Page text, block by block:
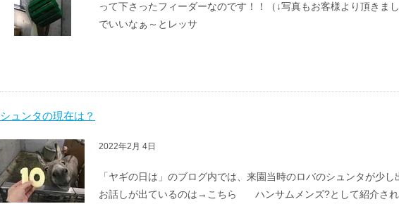
って下さったフィーダーなのです！！（↓写真もお客様より頂きま
でいいなぁ～とレッサ
シュンタの現在は？
2022年2月 4日
「ヤギの日は」のブログ内では、来園当時のロバのシュンタが少
お話しが出ているのは→こちら ハンサムメンズ?として紹介され